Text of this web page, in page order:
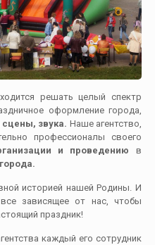
решать целый спектр
оформление города,
звука. Наше агентство,
профессионалы своего
и проведению в
историей нашей Родины. И
зависящее от нас, чтобы
праздник!
каждый его сотрудник